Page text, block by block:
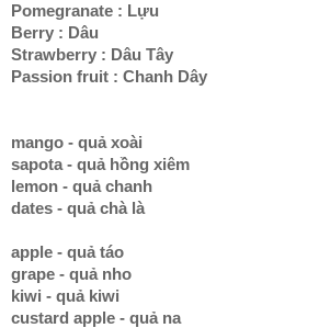
Pomegranate : Lựu
Berry : Dâu
Strawberry : Dâu Tây
Passion fruit : Chanh Dây
mango - quả xoài
sapota - quả hồng xiêm
lemon - quả chanh
dates - quả chà là
apple - quả táo
grape - quả nho
kiwi - quả kiwi
custard apple - quả na